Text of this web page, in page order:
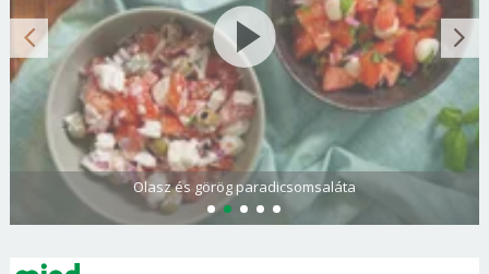
Olasz és görög paradicsomsaláta